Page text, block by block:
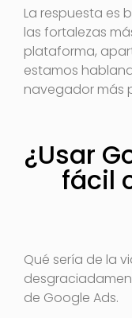
La respuesta es
las fortalezas
plataforma,
estamos
navegador más
¿Usar
fácil
Qué sería de la
de Google Ads.